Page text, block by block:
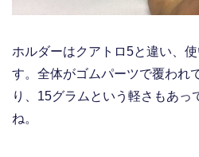
ホルダーはクアトロ5と違い、
す。全体がゴムパーツで覆われ
り、15グラムという軽さもあっ
ね。